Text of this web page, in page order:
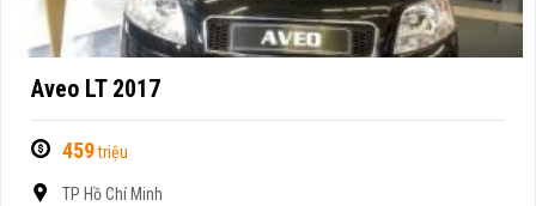
Aveo LT 2017
459triệu
TP Hồ Chí Minh